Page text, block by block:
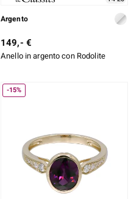
Argento
149,- €
Anello in argento con Rodolite
-15%